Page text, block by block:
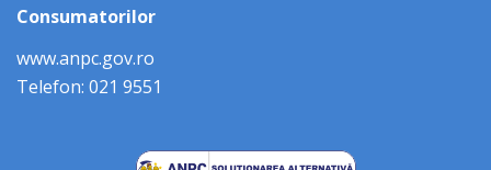
Consumatorilor
www.anpc.gov.ro
Telefon: 021 9551